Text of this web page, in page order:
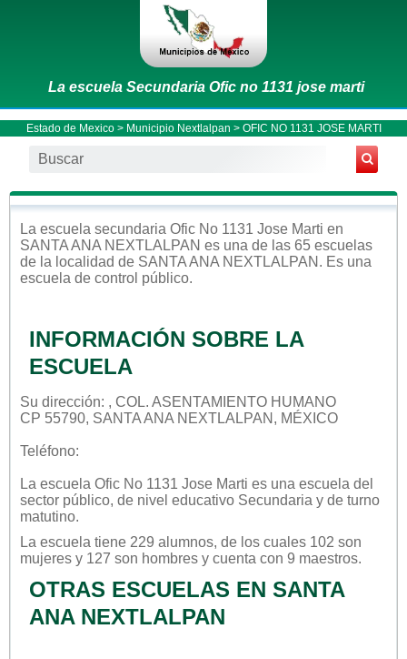
La escuela Secundaria Ofic no 1131 jose marti
Estado de Mexico> Municipio Nextlalpan > OFIC NO 1131 JOSE MARTI
La escuela secundaria Ofic No 1131 Jose Marti en
SANTA ANA NEXTLALPAN es una de las 65 escuelas
de la localidad de SANTA ANA NEXTLALPAN . Es una
escuela de control público.
INFORMACIÓN SOBRE LA
ESCUELA
Su dirección: , COL. ASENTAMIENTO HUMANO
CP 55790, SANTA ANA NEXTLALPAN, MÉXICO
Teléfono:
La escuela Ofic No 1131 Jose Marti es una escuela del
sector público, de nivel educativo Secundaria y de turno
matutino.
La escuela tiene 229 alumnos, de los cuales 102 son
mujeres y 127 son hombres y cuenta con 9 maestros.
OTRAS ESCUELAS EN SANTA
ANA NEXTLALPAN